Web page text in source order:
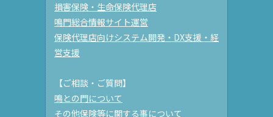
損害保険・生命保険代理店
鳴門総合情報サイト運営
保険代理店向けシステム開発・DX支援・経
営支援
【ご相談・ご質問】
鳴との門について
その他保険等に関する事について